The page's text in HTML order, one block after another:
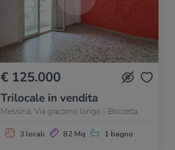
€ 125.000
Trilocale in vendita
Messina, Via giacomo longo - Boccetta
3 locali 82 Mq 1 bagno